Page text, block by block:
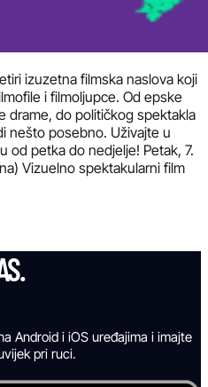
izuzetna filmska naslova koji
i filmoljupce. Od epske
drame, do političkog spektakla
nešto posebno. Uživajte u
od petka do nedjelje! Petak, 7.
Vizuelno spektakularni film
Android i iOS uređajima i imajte
pri ruci.